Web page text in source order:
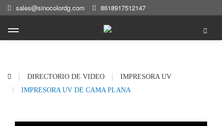
sales@sinocolordg.com 8618917512147
DIRECTORIO DE VIDEO
IMPRESORA UV
IMPRESORA UV DE CAMA PLANA